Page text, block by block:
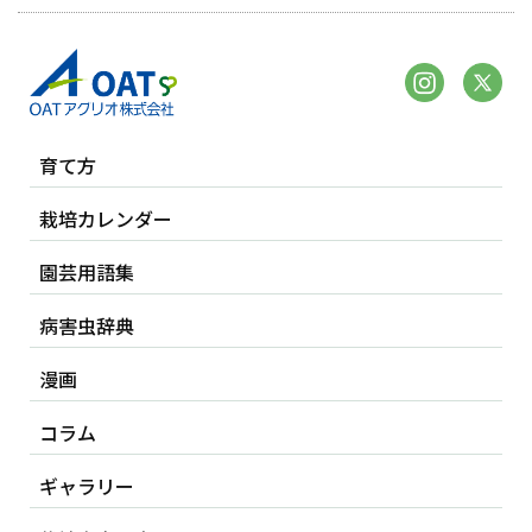
育て方
栽培カレンダー
園芸用語集
病害虫辞典
漫画
コラム
ギャラリー